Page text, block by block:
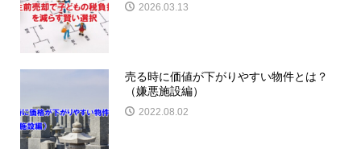
2026.03.13
売る時に価値が下がりやすい物件とは？
（嫌悪施設編）
2022.08.02